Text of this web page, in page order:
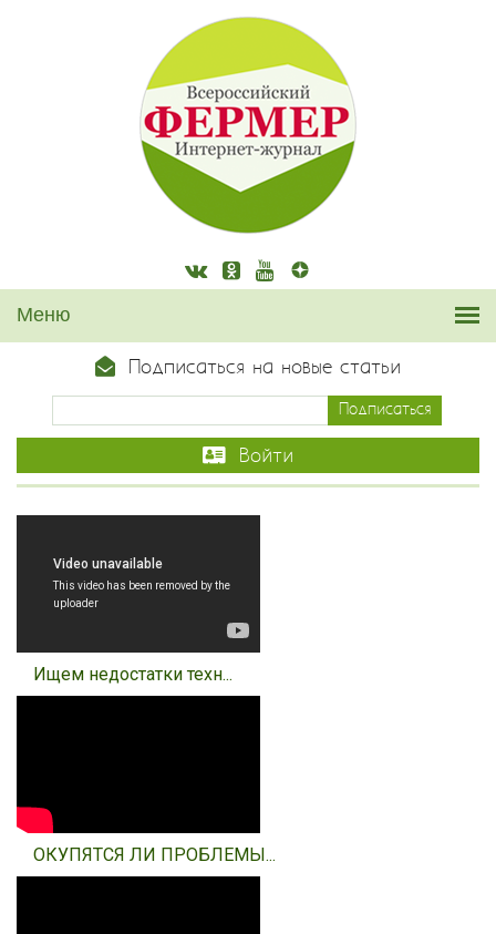
Подписаться на новые статьи
Войти
Ищем недостатки техн...
ОКУПЯТСЯ ЛИ ПРОБЛЕМЫ...